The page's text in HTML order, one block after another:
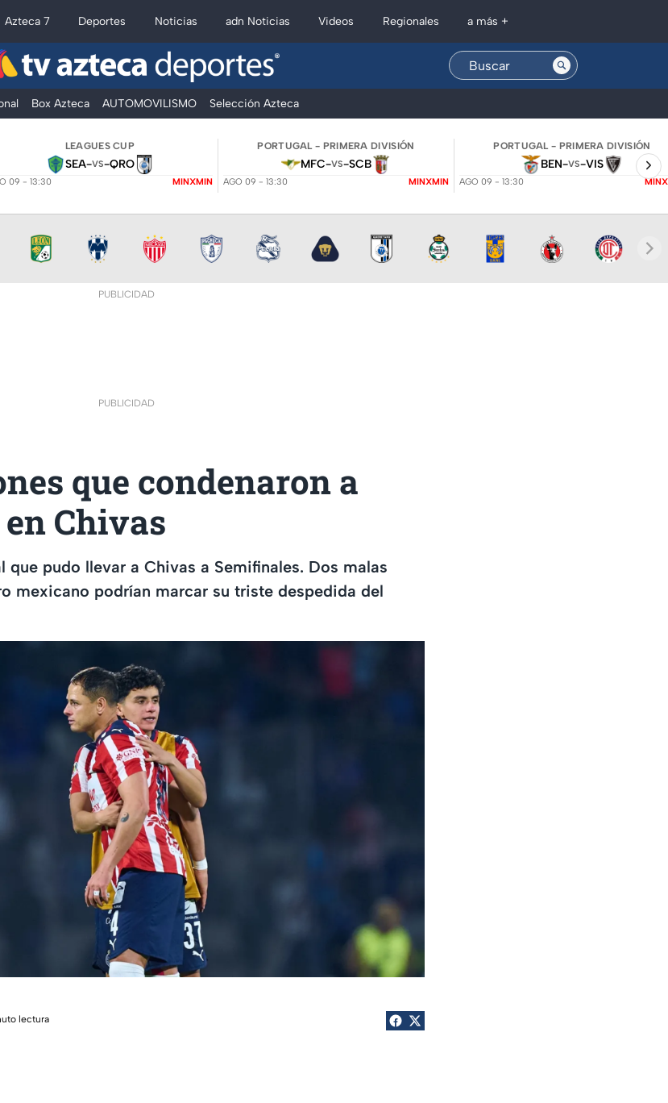
Azteca 7 Deportes Noticias adn Noticias Videos Regionales a más +
Box Azteca AUTOMOVILISMO Selección Azteca
LEAGUES CUP
SEA-VS-QRO
09 - 13:30 MINXMIN
PORTUGAL - PRIMERA DIVISIÓN
MFC-VS-SCB
AGO 09 - 13:30 MINXMIN
PORTUGAL - PRIMERA DIVISIÓN
BEN-VS-VIS
AGO 09 - 13:30
PUBLICIDAD
PUBLICIDAD
que condenaron a
Chivas
que pudo llevar a Chivas a Semifinales. Dos malas
mexicano podrían marcar su triste despedida del
lectura